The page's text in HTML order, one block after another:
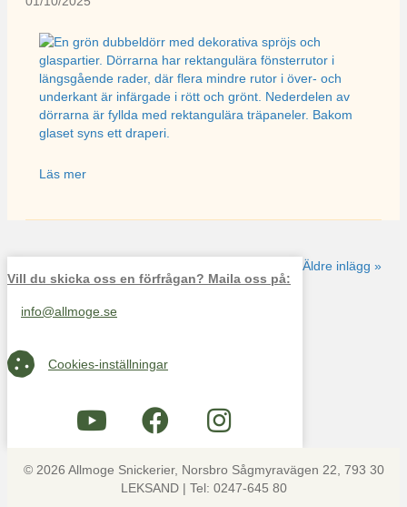
Läs mer
Äldre inlägg »
Vill du skicka oss en förfrågan? Maila oss på:
Maila oss på info@allmoge.se
info@allmoge.se
Cookies-inställningar
Cookies-inställningar
© 2026 Allmoge Snickerier, Norsbro Sågmyravägen 22, 793 30
LEKSAND | Tel: 0247-645 80